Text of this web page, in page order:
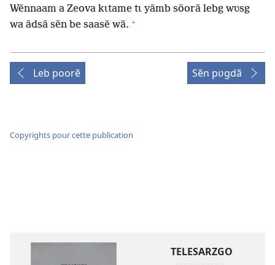
Wẽnnaam a Zeova kɩtame tɩ yãmb sõorã lebg wʋsg
wa ãdsã sẽn be saasẽ wã. +
Leb poorẽ Sẽn pʋgdã
Copyrights pour cette publication
TELESARZGO